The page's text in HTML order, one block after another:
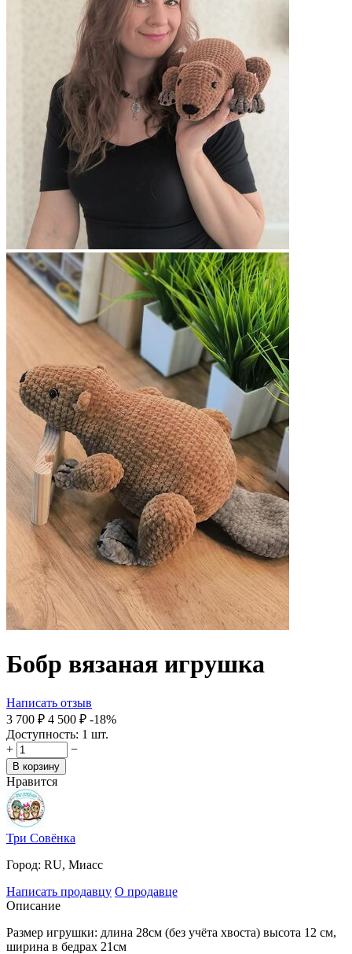
Бобр вязаная игрушка
Написать отзыв
3 700 ₽ 4 500 ₽ -18%
Доступность: 1 шт.
+
−
В корзину
Нравится
Три Совёнка
Город: RU, Миасс
Написать продавцу О продавце
Описание
Размер игрушки: длина 28см (без учёта хвоста) высота 12 см,
ширина в бедрах 21см